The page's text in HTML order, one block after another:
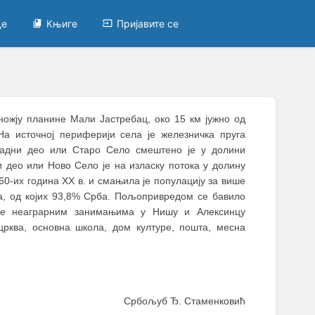
Књиге Пријавите се
планине Мали Јастребац, око 15 км јужно од
источној периферији села је железничка пруга
део или Старо Село смештено је у долини
део или Ново Село је на изласку потока у долину
их година XX в. и смањила је популацију за више
од којих 93,8% Срба. Пољопривредом се бавило
неаграрним занимањима у Нишу и Алексинцу
основна школа, дом културе, пошта, месна
Србољуб Ђ. Стаменковић